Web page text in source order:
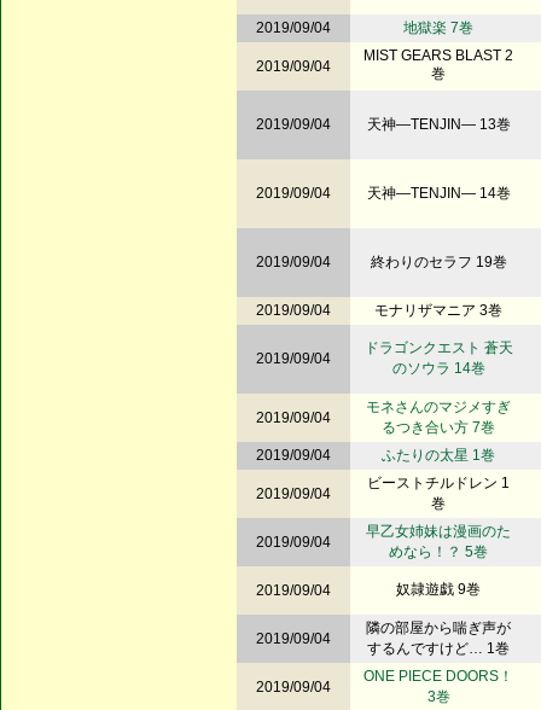
2019/09/04 地獄楽 7巻
2019/09/04
MIST GEARS BLAST 2
巻
2019/09/04 天神―TENJIN― 13巻
2019/09/04 天神―TENJIN― 14巻
2019/09/04 終わりのセラフ 19巻
2019/09/04 モナリザマニア 3巻
2019/09/04
ドラゴンクエスト 蒼天
のソウラ 14巻
2019/09/04
モネさんのマジメすぎ
るつき合い方 7巻
2019/09/04
ふたりの太星 1巻
2019/09/04
ビーストチルドレン 1
巻
2019/09/04
早乙女姉妹は漫画のた
めなら！？ 5巻
2019/09/04 奴隷遊戯 9巻
2019/09/04
隣の部屋から喘ぎ声が
するんですけど… 1巻
2019/09/04
ONE PIECE DOORS！
3巻